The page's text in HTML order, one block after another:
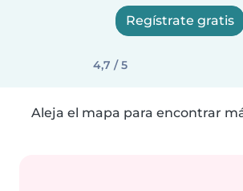
Regístrate gratis
4,7 / 5
Aleja el mapa para encontrar